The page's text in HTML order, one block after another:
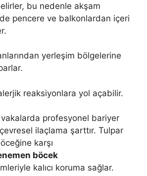
bu nedenle akşam
pencere ve balkonlardan içeri
yerleşim bölgelerine
alerjik reaksiyonlara yol açabilir.
profesyonel bariyer
ilaçlama şarttır. Tulpar
karşı
böcek
kalıcı koruma sağlar.